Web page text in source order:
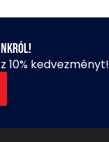
10% kedvezményt!